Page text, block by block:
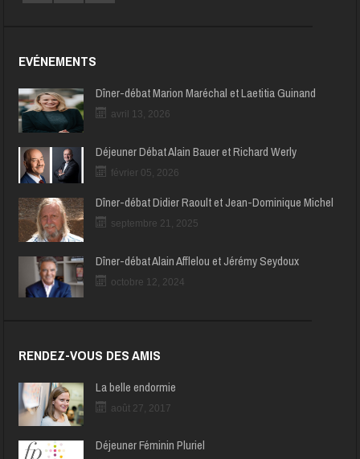
EVÉNEMENTS
Dîner-débat Marion Maréchal et Laetitia Guinand
avril 13, 2026
Déjeuner Débat Alain Bauer et Richard Werly
février 05, 2026
Dîner-débat Didier Raoult et Jean-Dominique Michel
septembre 21, 2025
Dîner-débat Alain Afflelou et Jérémy Seydoux
octobre 12, 2024
RENDEZ-VOUS DES AMIS
La belle endormie
août 27, 2017
Déjeuner Féminin Pluriel